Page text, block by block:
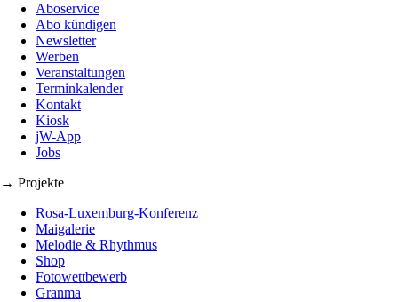
Aboservice
Abo kündigen
Newsletter
Werben
Veranstaltungen
Terminkalender
Kontakt
Kiosk
jW-App
Jobs
→ Projekte
Rosa-Luxemburg-Konferenz
Maigalerie
Melodie & Rhythmus
Shop
Fotowettbewerb
Granma